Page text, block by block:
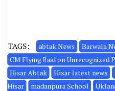
TAGS: abtak News Barwala
CM Flying Raid on Unrecognized
Hisar Abtak
Hisar latest news
Hisar
madanpura School